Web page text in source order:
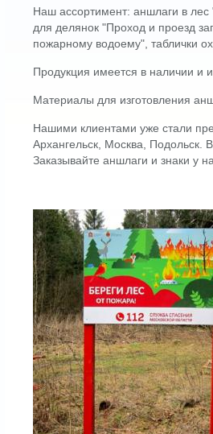
Наш ассортимент: аншлаги в лес
для делянок "Проход и проезд
пожарному водоему", таблички
Продукция имеется в наличии и
Материалы для изготовления
Нашими клиентами уже стали
Архангельск, Москва, Подольск.
Заказывайте аншлаги и знаки у